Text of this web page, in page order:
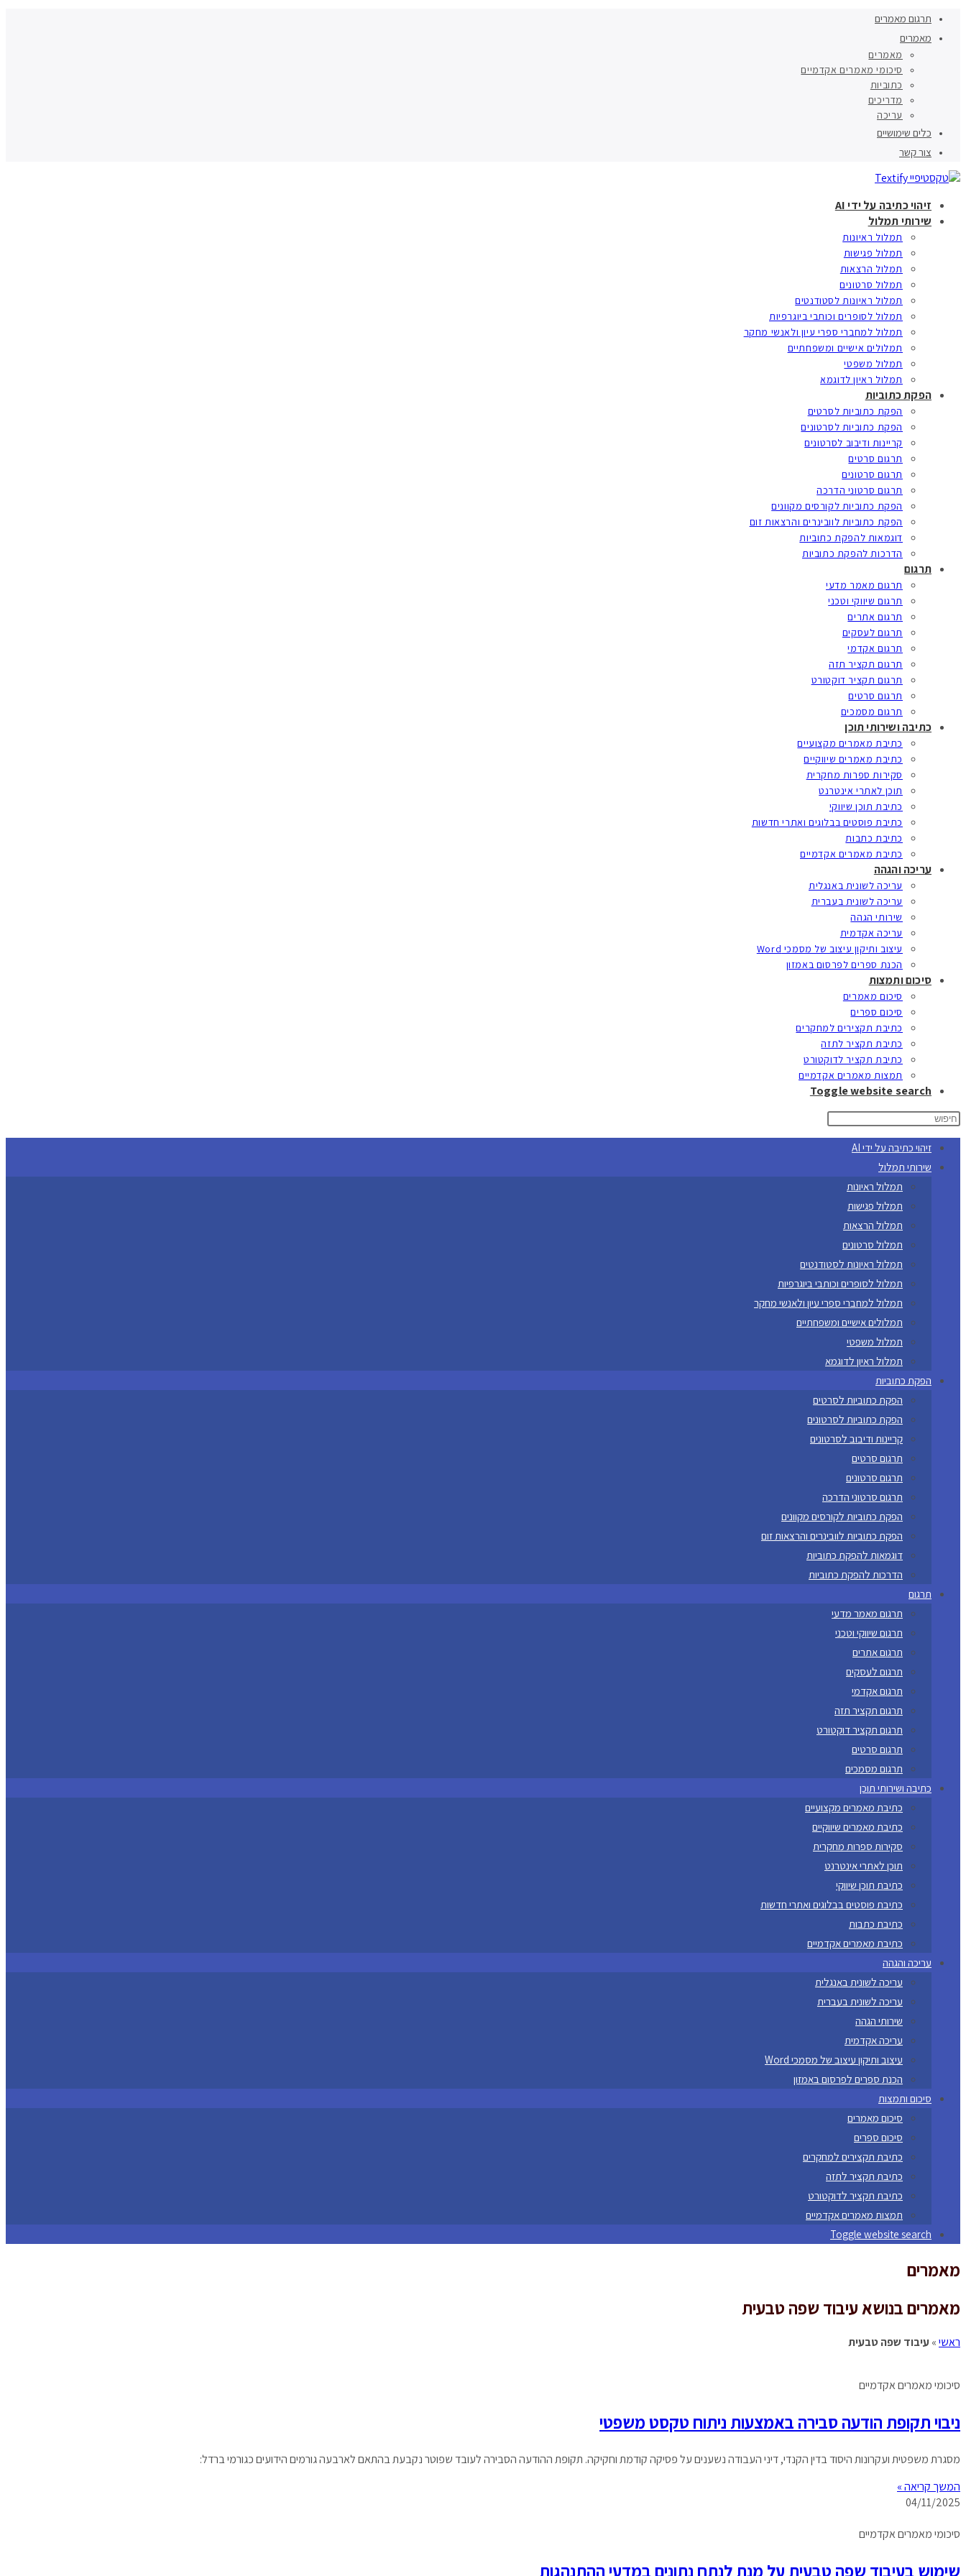
תרגום מאמרים
מאמרים
מאמרים
סיכומי מאמרים אקדמיים
כתוביות
מדריכים
עריכה
כלים שימושיים
צור קשר
זיהוי כתיבה על ידי AI
שירותי תמלול
תמלול ראיונות
תמלול פגישות
תמלול הרצאות
תמלול סרטונים
תמלול ראיונות לסטודנטים
תמלול לסופרים וכותבי ביוגרפיות
תמלול למחברי ספרי עיון ולאנשי מחקר
תמלולים אישיים ומשפחתיים
תמלול משפטי
תמלול ראיון לדוגמא
הפקת כתוביות
הפקת כתוביות לסרטים
הפקת כתוביות לסרטונים
קריינות ודיבוב לסרטונים
תרגום סרטים
תרגום סרטונים
תרגום סרטוני הדרכה
הפקת כתוביות לקורסים מקוונים
הפקת כתוביות לוובינרים והרצאות זום
דוגמאות להפקת כתוביות
הדרכות להפקת כתוביות
תרגום
תרגום מאמר מדעי
תרגום שיווקי וטכני
תרגום אתרים
תרגום לעסקים
תרגום אקדמי
תרגום תקציר תזה
תרגום תקציר דוקטורט
תרגום סרטים
תרגום מסמכים
כתיבה ושירותי תוכן
כתיבת מאמרים מקצועיים
כתיבת מאמרים שיווקיים
סקירות ספרות מחקרית
תוכן לאתרי אינטרנט
כתיבת תוכן שיווקי
כתיבת פוסטים בבלוגים ואתרי חדשות
כתיבת כתבות
כתיבת מאמרים אקדמיים
עריכה והגהה
עריכה לשונית באנגלית
עריכה לשונית בעברית
שירותי הגהה
עריכה אקדמית
עיצוב ותיקון עיצוב של מסמכי Word
הכנת ספרים לפרסום באמזון
סיכום ותמצות
סיכום מאמרים
סיכום ספרים
כתיבת תקצירים למחקרים
כתיבת תקציר לתזה
כתיבת תקציר לדוקטורט
תמצות מאמרים אקדמיים
Toggle website search
זיהוי כתיבה על ידי AI
שירותי תמלול
תמלול ראיונות
תמלול פגישות
תמלול הרצאות
תמלול סרטונים
תמלול ראיונות לסטודנטים
תמלול לסופרים וכותבי ביוגרפיות
תמלול למחברי ספרי עיון ולאנשי מחקר
תמלולים אישיים ומשפחתיים
תמלול משפטי
תמלול ראיון לדוגמא
הפקת כתוביות
הפקת כתוביות לסרטים
הפקת כתוביות לסרטונים
קריינות ודיבוב לסרטונים
תרגום סרטים
תרגום סרטונים
תרגום סרטוני הדרכה
הפקת כתוביות לקורסים מקוונים
הפקת כתוביות לוובינרים והרצאות זום
דוגמאות להפקת כתוביות
הדרכות להפקת כתוביות
תרגום
תרגום מאמר מדעי
תרגום שיווקי וטכני
תרגום אתרים
תרגום לעסקים
תרגום אקדמי
תרגום תקציר תזה
תרגום תקציר דוקטורט
תרגום סרטים
תרגום מסמכים
כתיבה ושירותי תוכן
כתיבת מאמרים מקצועיים
כתיבת מאמרים שיווקיים
סקירות ספרות מחקרית
תוכן לאתרי אינטרנט
כתיבת תוכן שיווקי
כתיבת פוסטים בבלוגים ואתרי חדשות
כתיבת כתבות
כתיבת מאמרים אקדמיים
עריכה והגהה
עריכה לשונית באנגלית
עריכה לשונית בעברית
שירותי הגהה
עריכה אקדמית
עיצוב ותיקון עיצוב של מסמכי Word
הכנת ספרים לפרסום באמזון
סיכום ותמצות
סיכום מאמרים
סיכום ספרים
כתיבת תקצירים למחקרים
כתיבת תקציר לתזה
כתיבת תקציר לדוקטורט
תמצות מאמרים אקדמיים
Toggle website search
מאמרים
מאמרים בנושא עיבוד שפה טבעית
ראשי»עיבוד שפה טבעית
סיכומי מאמרים אקדמיים
ניבוי תקופת הודעה סבירה באמצעות ניתוח טקסט משפטי
מסגרת משפטית ועקרונות היסוד בדין הקנדי, דיני העבודה נשענים על פסיקה קודמת וחקיקה. תקופת ההודעה הסבירה לעובד שפוטר נקבעת בהתאם לארבעה גורמים הידועים כגורמי ברדל:
המשך קריאה »
04/11/2025
סיכומי מאמרים אקדמיים
שימוש בעיבוד שפה טבעית על מנת לנתח נתונים במדעי ההתנהגות